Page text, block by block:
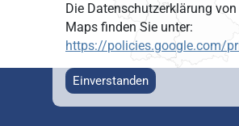
Die Datenschutzerklärung
Maps finden Sie unter:
https://policies.google.com/
Einverstanden